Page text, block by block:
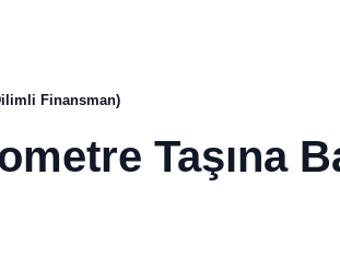
Finansman)
Taşına